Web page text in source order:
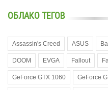
ОБЛАКО ТЕГОВ
Assassin's Creed ASUS
DOOM EVGA Fallout
GeForce GTX 1060 GeForce